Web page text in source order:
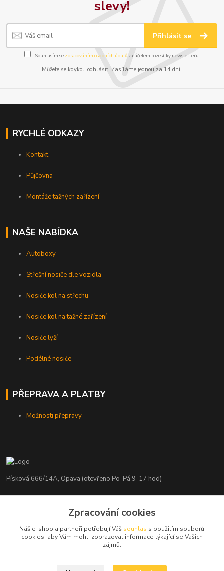
slevy!
Přihlásit se
Souhlasím se zpracováním osobních údajůza účelem rozesílky newsletteru.
Můžete se kdykoli odhlásit. Zasíláme jednou za 14 dní.
RYCHLÉ ODKAZY
Kontakt
Půjčovna
Montáže tažných zařízení
NAŠE NABÍDKA
Autoboxy
Střešní nosiče dle vozidla
Nosiče kol na střechu
Nosiče kol na tažné zařízení
Nosiče lyží
Podélné nosiče
PŘEPRAVA A PLATBY
Možnosti přepravy
Písková 666/14A, Opava (otevřeno Po-Pá 9-17 hod)
+420 776 839 986
info@nosice.com
Zpracování cookies
Náš e-shop a partneři potřebují Váš souhlas s použitím souborů
cookies, aby Vám mohli zobrazovat informace týkající se Vašich
zájmů.